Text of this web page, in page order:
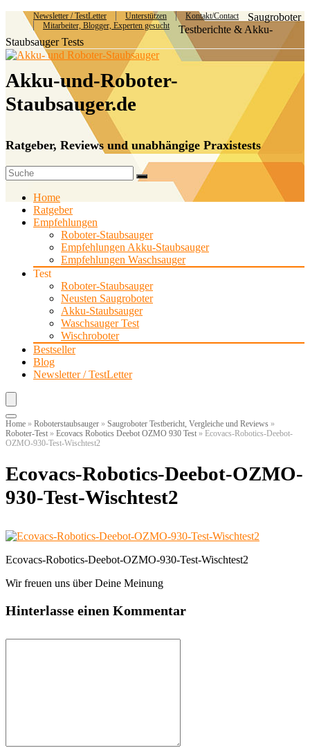
Newsletter / TestLetter Unterstützen
Kontakt/Contact
Mitarbeiter, Blogger, Experten gesucht
Saugroboter
Testberichte & Akku-
Staubsauger Tests
Akku-und-Roboter-
Staubsauger.de
Ratgeber, Reviews und unabhängige Praxistests
Home
Ratgeber
Empfehlungen
Roboter-Staubsauger
Empfehlungen Akku-Staubsauger
Empfehlungen Waschsauger
Test
Roboter-Staubsauger
Neusten Saugroboter
Akku-Staubsauger
Waschsauger Test
Wischroboter
Bestseller
Blog
Newsletter / TestLetter
Home » Roboterstaubsauger » Saugroboter Testbericht, Vergleiche und Reviews »
Roboter-Test » Ecovacs Robotics Deebot OZMO 930 Test » Ecovacs-Robotics-Deebot-
OZMO-930-Test-Wischtest2
Ecovacs-Robotics-Deebot-OZMO-
930-Test-Wischtest2
Ecovacs-Robotics-Deebot-OZMO-930-Test-Wischtest2
Wir freuen uns über Deine Meinung
Hinterlasse einen Kommentar